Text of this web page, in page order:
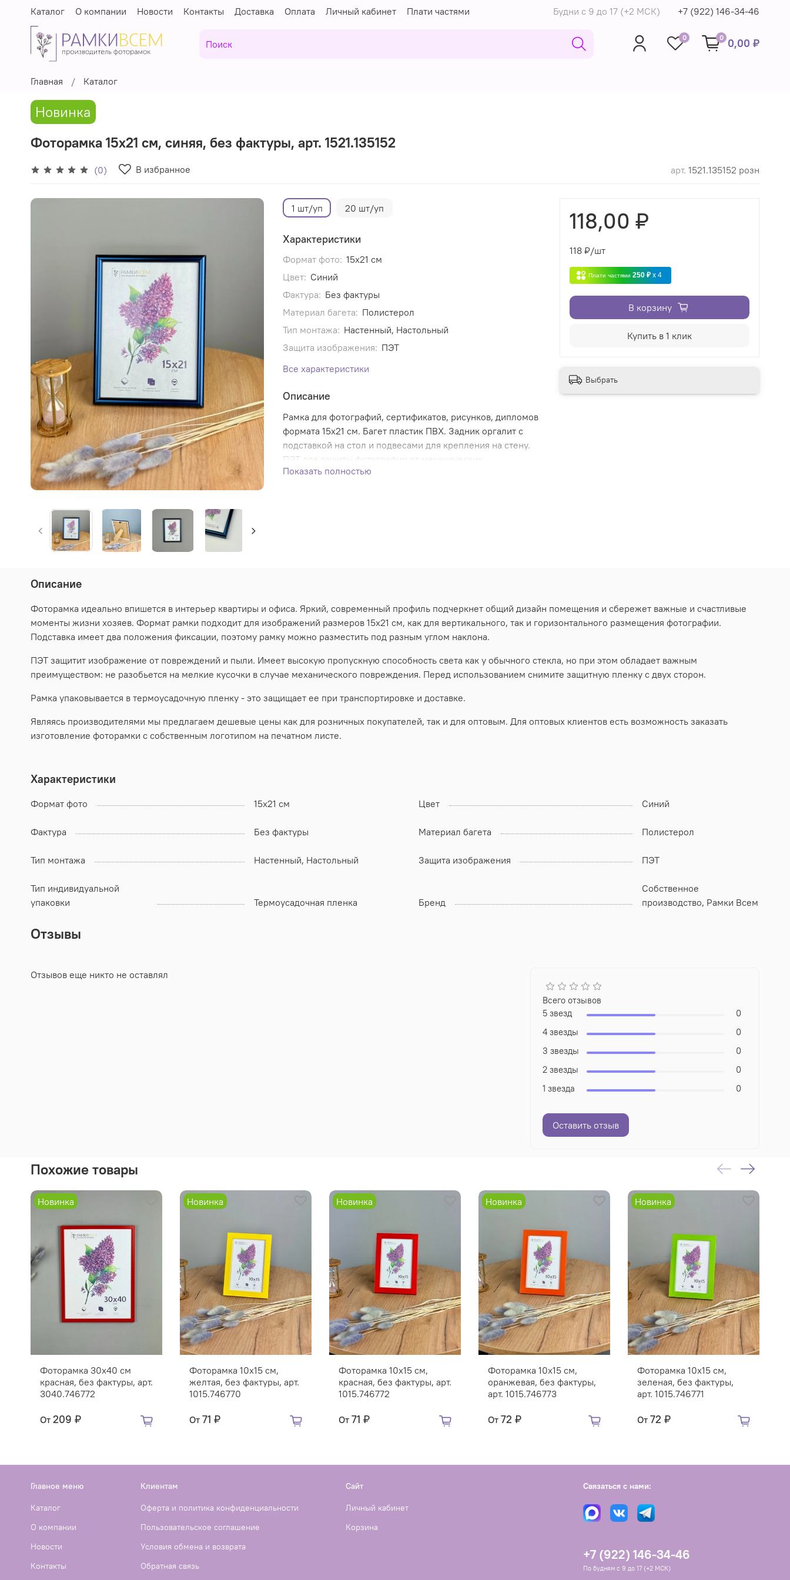
Каталог О компании Новости Контакты Доставка Оплата Личный кабинет Плати частями Будни с 9 до 17 (+2 МСК) +7 (922) 146-34-46
0 0 0,00 ₽
Главная Каталог
Новинка
Фоторамка 15х21 см, синяя, без фактуры, арт. 1521.135152
(0) В избранное арт. 1521.135152 розн
1 шт/уп 20 шт/уп
Характеристики
Формат фото: 15х21 см
Цвет: Синий
Фактура: Без фактуры
Материал багета: Полистерол
Тип монтажа: Настенный, Настольный
Защита изображения: ПЭТ
Все характеристики
Описание
Рамка для фотографий, сертификатов, рисунков, дипломов
формата 15х21 см. Багет пластик ПВХ. Задник оргалит с
подставкой на стол и подвесами для крепления на стену.
ПЭТ для защиты фотографии от механических
повреждений.
Показать полностью
118,00 ₽
118 ₽/шт
Плати частями 250 ₽ x 4
В корзину
Купить в 1 клик
Выбрать
Описание
Фоторамка идеально впишется в интерьер квартиры и офиса. Яркий, современный профиль подчеркнет общий дизайн помещения и сбережет важные и счастливые
моменты жизни хозяев. Формат рамки подходит для изображений размеров 15х21 см, как для вертикального, так и горизонтального размещения фотографии.
Подставка имеет два положения фиксации, поэтому рамку можно разместить под разным углом наклона.
ПЭТ защитит изображение от повреждений и пыли. Имеет высокую пропускную способность света как у обычного стекла, но при этом обладает важным
преимуществом: не разобьется на мелкие кусочки в случае механического повреждения. Перед использованием снимите защитную пленку с двух сторон.
Рамка упаковывается в термоусадочную пленку - это защищает ее при транспортировке и доставке.
Являясь производителями мы предлагаем дешевые цены как для розничных покупателей, так и для оптовым. Для оптовых клиентов есть возможность заказать
изготовление фоторамки с собственным логотипом на печатном листе.
Характеристики
Формат фото 15х21 см Цвет Синий
Фактура Без фактуры Материал багета Полистерол
Тип монтажа Настенный, Настольный Защита изображения ПЭТ
Тип индивидуальной
упаковки
Термоусадочная пленка Бренд
Собственное
производство, Рамки Всем
Отзывы
Отзывов еще никто не оставлял
Всего отзывов
5 звезд
0
4 звезды
0
3 звезды
0
2 звезды
0
1 звезда
0
Оставить отзыв
Похожие товары
Новинка
Фоторамка 30х40 см
красная, без фактуры, арт.
3040.746772
От 209 ₽
Новинка
Фоторамка 10х15 см,
желтая, без фактуры, арт.
1015.746770
От 71 ₽
Новинка
Фоторамка 10х15 см,
красная, без фактуры, арт.
1015.746772
От 71 ₽
Новинка
Фоторамка 10х15 см,
оранжевая, без фактуры,
арт. 1015.746773
От 72 ₽
Новинка
Фоторамка 10х15 см,
зеленая, без фактуры,
арт. 1015.746771
От 72 ₽
Главное меню
Каталог
О компании
Новости
Контакты
Клиентам
Оферта и политика конфиденциальности
Пользовательское соглашение
Условия обмена и возврата
Обратная связь
Сайт
Личный кабинет
Корзина
Связаться с нами:
+7 (922) 146-34-46
По будням с 9 до 17 (+2 МСК)